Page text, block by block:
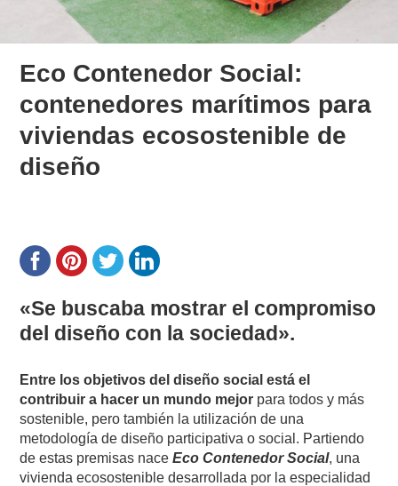
Eco Contenedor Social:
contenedores marítimos para
viviendas ecosostenible de
diseño
«Se buscaba mostrar el compromiso
del diseño con la sociedad».
Entre los objetivos del diseño social está el
contribuir a hacer un mundo mejor para todos y más
sostenible, pero también la utilización de una
metodología de diseño participativa o social. Partiendo
de estas premisas nace Eco Contenedor Social, una
vivienda ecosostenible desarrollada por la especialidad